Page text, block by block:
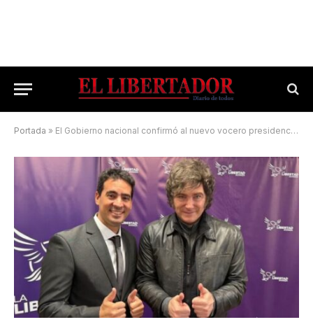
Portada » El Gobierno nacional confirmó al nuevo vocero presidencial